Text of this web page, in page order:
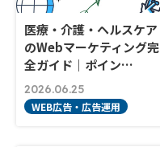
医療・介護・ヘルスケア
のWebマーケティング完
全ガイド｜ポイン…
2026.06.25
WEB広告・広告運用